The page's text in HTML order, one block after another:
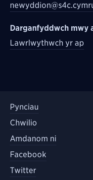
Darganfyddwch mwy
Lawrlwythwch yr ap
Pynciau
Chwilio
Amdanom ni
Facebook
Twitter